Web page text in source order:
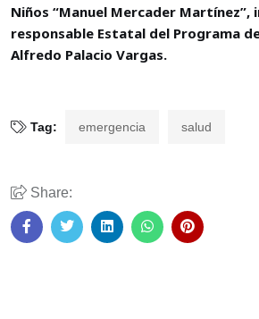
Niños “Manuel Mercader Martínez”,
responsable Estatal del Programa
Alfredo Palacio Vargas.
Tag: emergencia salud
Share: